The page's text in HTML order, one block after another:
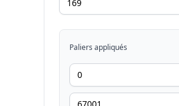
Paliers appliqués